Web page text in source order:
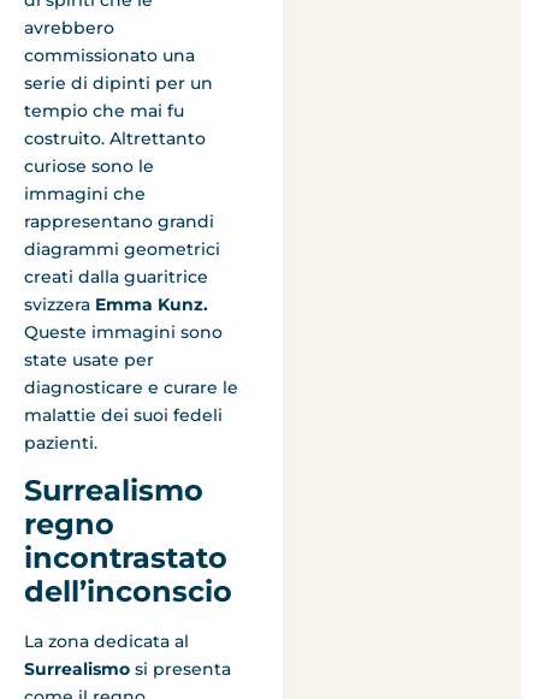
avrebbero
commissionato una
serie di dipinti per un
tempio che mai fu
costruito. Altrettanto
curiose sono le
immagini che
rappresentano grandi
diagrammi geometrici
creati dalla guaritrice
svizzera Emma Kunz.
Queste immagini sono
state usate per
diagnosticare e curare le
malattie dei suoi fedeli
pazienti.
Surrealismo
regno
incontrastato
dell’inconscio
La zona dedicata al
Surrealismo si presenta